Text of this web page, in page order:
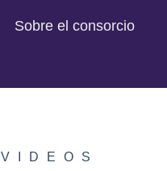
Sobre el consorcio
VIDEOS